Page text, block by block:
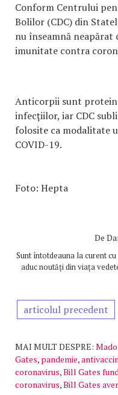
Conform Centrului
Bolilor (CDC) din
nu înseamnă neapărat
imunitate contra
Anticorpii sunt
infecțiilor, iar CDC
folosite ca modalitate
COVID-19.
Foto: Hepta
De
Sunt întotdeauna la curent
aduc noutăți din viața
articolul precedent
MAI MULT DESPRE:
Gates, pandemie,
coronavirus,Bill Gates
coronavirus,Bill Gates